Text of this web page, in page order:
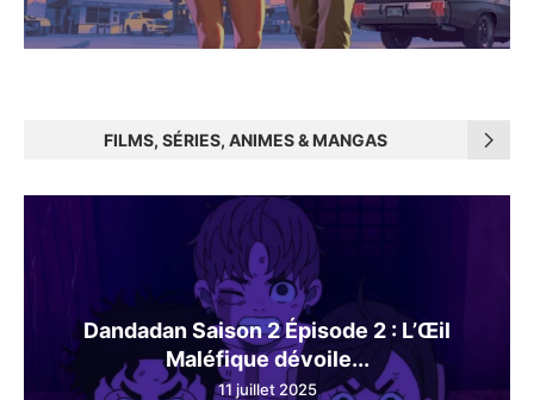
FILMS, SÉRIES, ANIMES & MANGAS
Dandadan Saison 2 Épisode 2 : L’Œil
Maléfique dévoile...
11 juillet 2025